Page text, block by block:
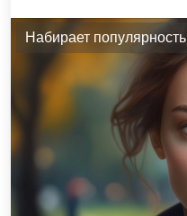
Набирает популярность